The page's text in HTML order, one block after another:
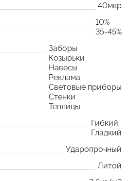
40мкр
10%
35-45%
Заборы
Козырьки
Навесы
Реклама
Световые приборы
Стенки
Теплицы
Гибкий
Гладкий
Ударопрочный
Литой